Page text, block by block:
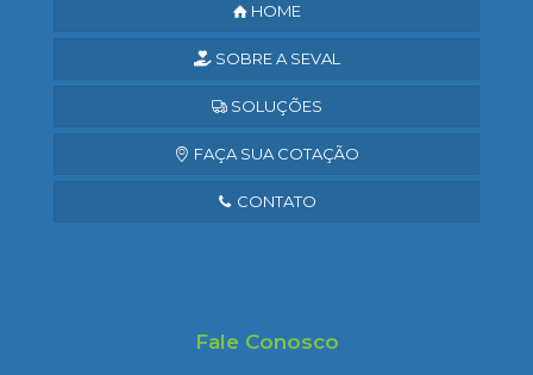
HOME
SOBRE A SEVAL
SOLUÇÕES
FAÇA SUA COTAÇÃO
CONTATO
Fale Conosco